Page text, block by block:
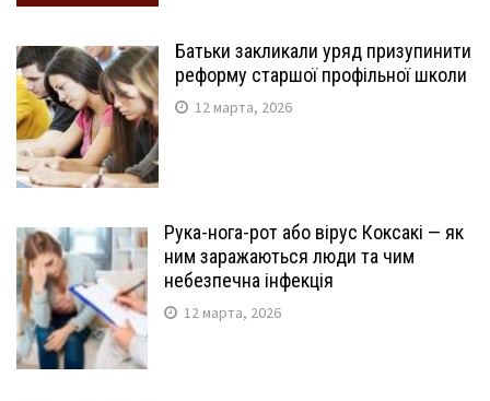
Батьки закликали уряд призупинити
реформу старшої профільної школи
12 марта, 2026
Рука-нога-рот або вірус Коксакі — як
ним заражаються люди та чим
небезпечна інфекція
12 марта, 2026